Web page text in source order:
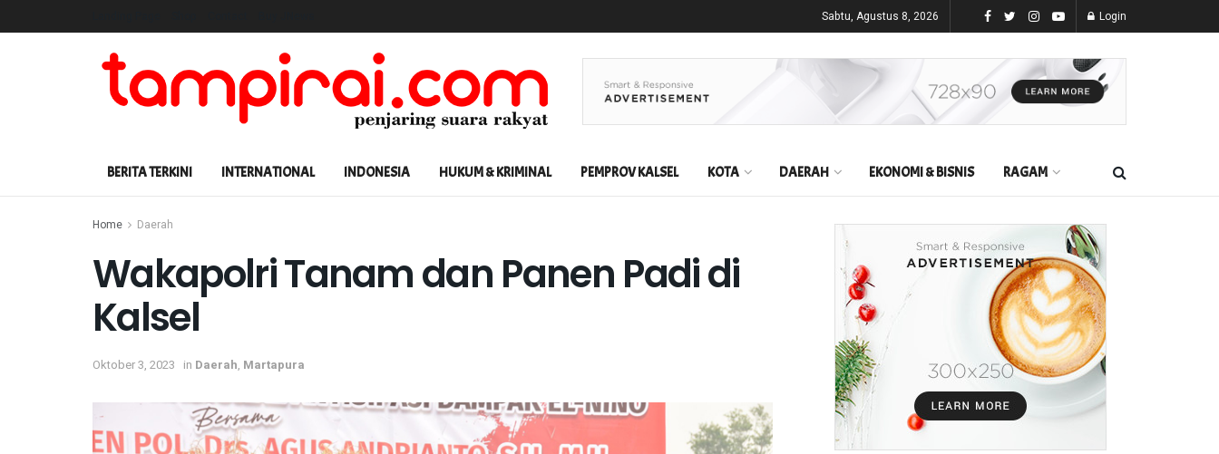
Sabtu, Agustus 8, 2026 Login
BERITA TERKINI INTERNATIONAL INDONESIA HUKUM & KRIMINAL PEMPROV KALSEL KOTA DAERAH EKONOMI & BISNIS RAGAM
Home Daerah
Wakapolri Tanam dan Panen Padi di
Kalsel
Oktober 3, 2023 in Daerah, Martapura